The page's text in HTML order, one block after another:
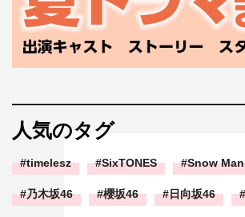
人気のタグ
timelesz SixTONES Snow Man
乃木坂46 櫻坂46 日向坂46